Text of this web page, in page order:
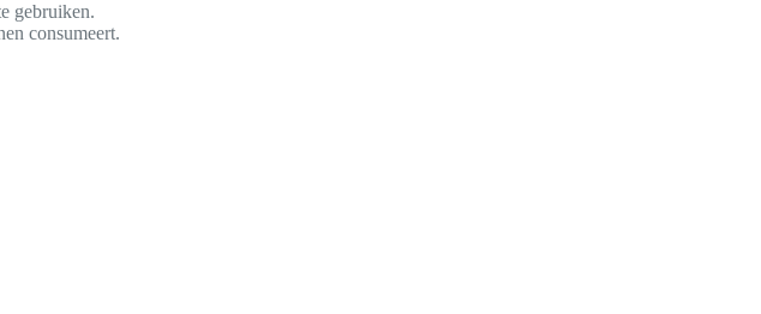
gebruiken.
consumeert.